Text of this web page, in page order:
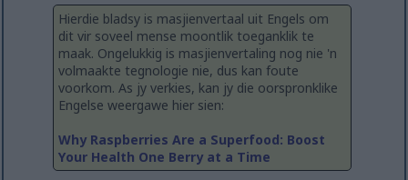
Hierdie bladsy is masjienvertaal uit Engels om
dit vir soveel mense moontlik toeganklik te
maak. Ongelukkig is masjienvertaling nog nie 'n
volmaakte tegnologie nie, dus kan foute
voorkom. As jy verkies, kan jy die oorspronklike
Engelse weergawe hier sien:
Why Raspberries Are a Superfood: Boost
Your Health One Berry at a Time